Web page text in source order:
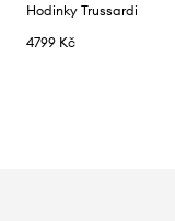
Hodinky Trussardi
4799 Kč